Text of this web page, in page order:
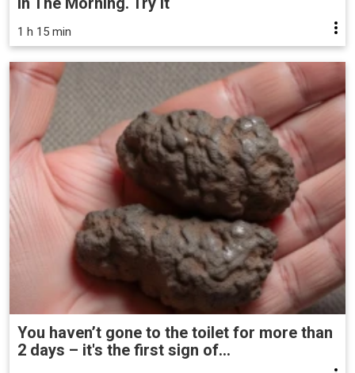
1 h 15 min
You haven’t gone to the toilet for more than
2 days – it's the first sign of...